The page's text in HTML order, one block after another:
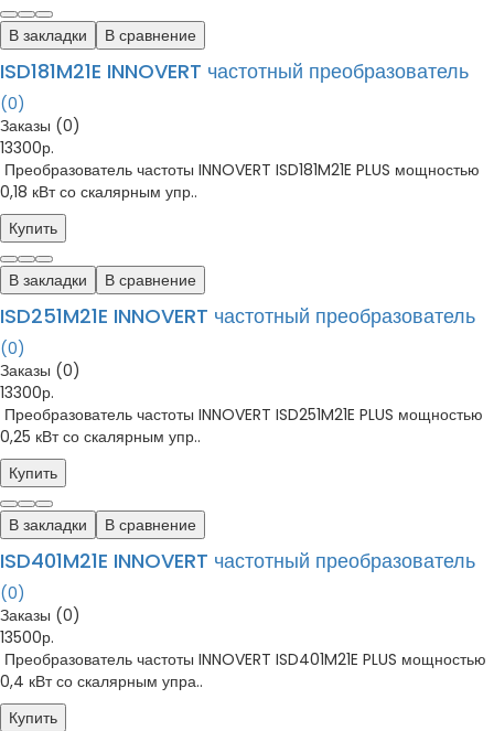
В закладки В сравнение
ISD181M21E INNOVERT частотный преобразователь
(0)
Заказы (0)
13300р.
Преобразователь частоты INNOVERT ISD181M21E PLUS мощностью
0,18 кВт со скалярным упр..
Купить
В закладки В сравнение
ISD251M21E INNOVERT частотный преобразователь
(0)
Заказы (0)
13300р.
Преобразователь частоты INNOVERT ISD251M21E PLUS мощностью
0,25 кВт со скалярным упр..
Купить
В закладки В сравнение
ISD401M21E INNOVERT частотный преобразователь
(0)
Заказы (0)
13500р.
Преобразователь частоты INNOVERT ISD401M21E PLUS мощностью
0,4 кВт со скалярным упра..
Купить